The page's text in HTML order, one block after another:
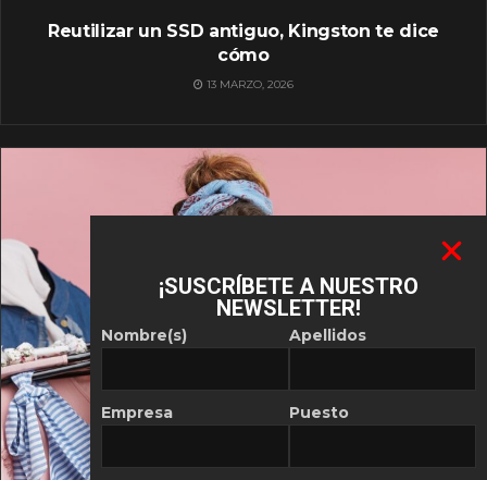
Reutilizar un SSD antiguo, Kingston te dice
cómo
13 MARZO, 2026
¡SUSCRÍBETE A NUESTRO
NEWSLETTER!
Nombre(s)
Empresa
Apellidos
Puesto